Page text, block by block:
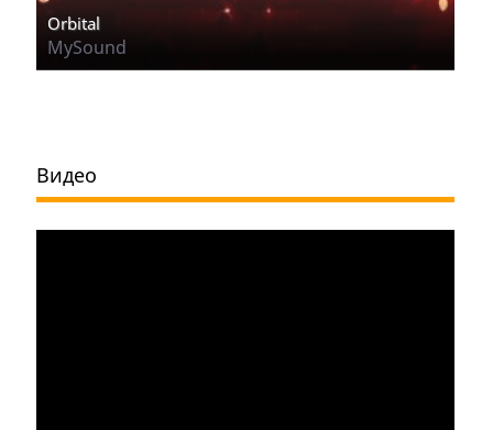
Orbital
MySound
Видео